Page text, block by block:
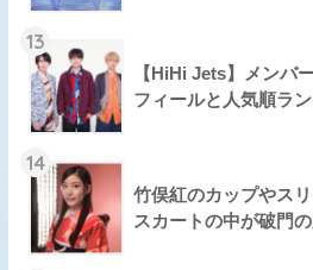
13
【HiHi Jets】メンバ
フィールと人気順ラン
14
竹俣紅のカップやス
スカートの中が破門